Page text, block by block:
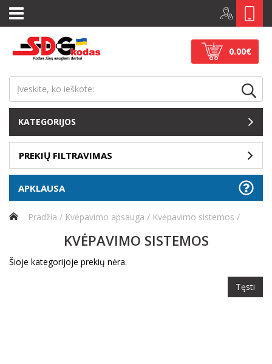
0.00€
KATEGORIJOS
PREKIŲ FILTRAVIMAS
APKLAUSA
Pradžia Kvėpavimo apsauga Kvėpavimo sistemos
KVĖPAVIMO SISTEMOS
Šioje kategorijoje prekių nėra.
Tęsti